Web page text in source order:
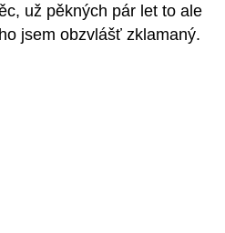
už pěkných pár let to ale
jsem obzvlášť zklamaný.